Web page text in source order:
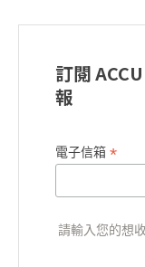
訂閱
報
電子信箱 *
請輸入您的想